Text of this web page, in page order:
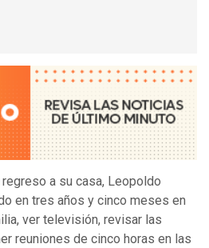
a su casa, Leopoldo
en tres años y cinco meses en
ver televisión, revisar las
reuniones de cinco horas en las